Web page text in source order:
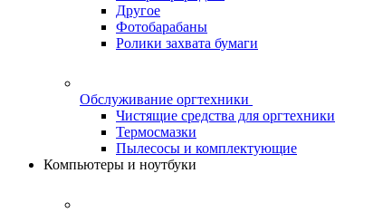
Другое
Фотобарабаны
Ролики захвата бумаги
Обслуживание оргтехники
Чистящие средства для оргтехники
Термосмазки
Пылесосы и комплектующие
Компьютеры и ноутбуки